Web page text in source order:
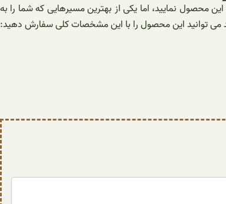
محصول نمایید، اما یکی از بهترین مسیرهایی که شما را به
می توانید این محصول را با این مشخصات کلی سفارش دهید: